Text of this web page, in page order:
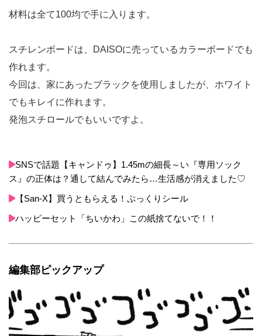
材料は全て100均で手に入ります。
スチレンボードは、DAISOに売っているカラーボードでも
作れます。
今回は、家にあったブラックを使用しましたが、ホワイト
でもキレイに作れます。
発泡スチロールでもいいですよ。
SNSで話題【キャンドゥ】1.45mの細長～い『専用ソック
ス』の正体は？通して結んでみたら…生活感が消えました♡
【San-X】買うともらえる！ぷっくりシール
ハッピーセット「ちいかわ」この紙捨てないで！！
編集部ピックアップ